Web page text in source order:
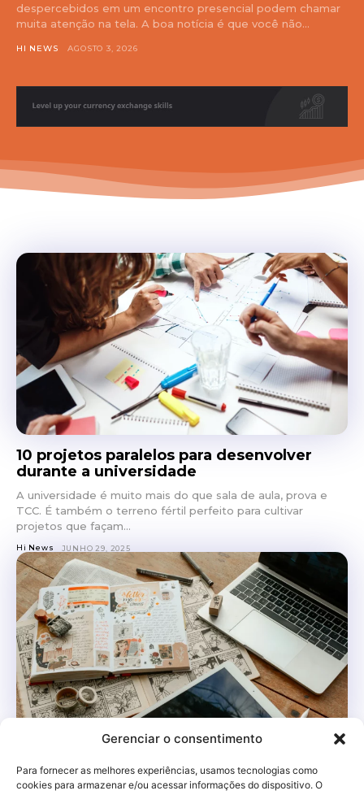
Gerenciar o consentimento
Para fornecer as melhores experiências, usamos tecnologias como
cookies para armazenar e/ou acessar informações do dispositivo. O
despercebidos em um encontro presencial podem chamar
muita atenção na tela. A boa notícia é que você não...
HI NEWS AGOSTO 3, 2026
10 projetos paralelos para desenvolver
durante a universidade
A universidade é muito mais do que sala de aula, prova e
TCC. É também o terreno fértil perfeito para cultivar
projetos que façam...
Hi News JUNHO 29, 2025
ainda na graduação